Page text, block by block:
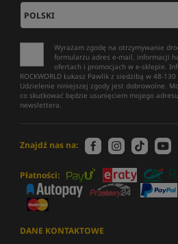
Wyrażam zgodę na otrzymywanie
formularzu adres e-mail, informacji
ofertach i promocjach w e-sklepie.
ROCKWORLD Łukasz Pawlik z siedzibą w 48-
Udzielenie niniejszej zgody jest dobrowolne.
co skutkować będzie usunięciem mojego
newslettera.
Znajdź nas na:
Płatności:
DANE KONTAKTOWE